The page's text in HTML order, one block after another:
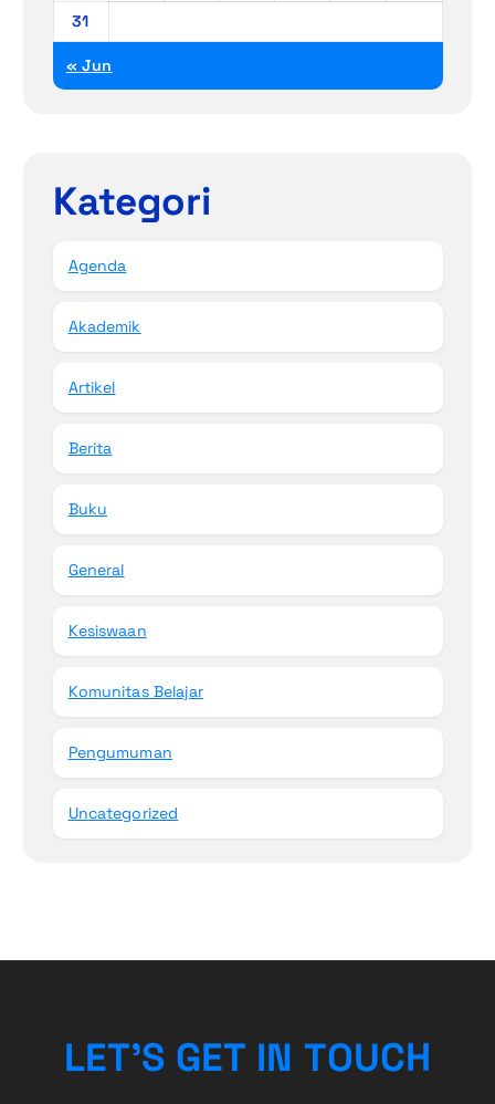
31
« Jun
Kategori
Agenda
Akademik
Artikel
Berita
Buku
General
Kesiswaan
Komunitas Belajar
Pengumuman
Uncategorized
LET’S GET IN TOUCH